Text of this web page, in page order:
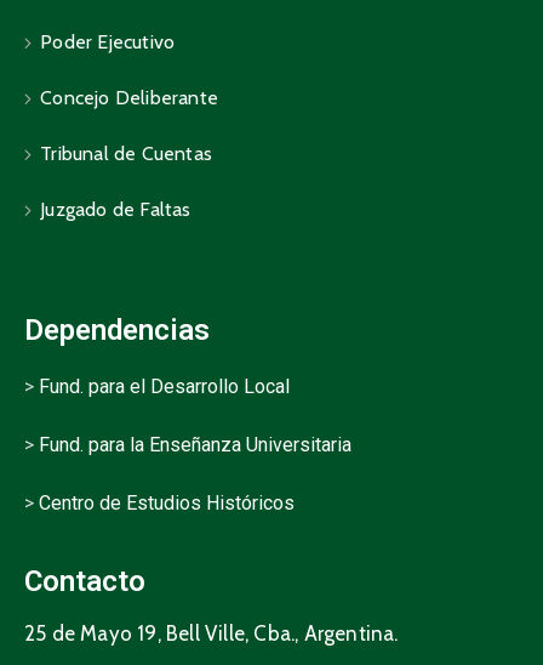
Poder Ejecutivo
Concejo Deliberante
Tribunal de Cuentas
Juzgado de Faltas
Dependencias
> Fund. para el Desarrollo Local
> Fund. para la Enseñanza Universitaria
> Centro de Estudios Históricos
Contacto
25 de Mayo 19, Bell Ville, Cba., Argentina.